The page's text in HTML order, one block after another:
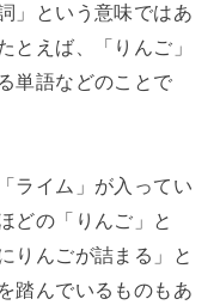
」という意味ではあ
とえば、「りんご」
単語などのことで
ライム」が入ってい
どの「りんご」と
りんごが詰まる」と
踏んでいるものもあ